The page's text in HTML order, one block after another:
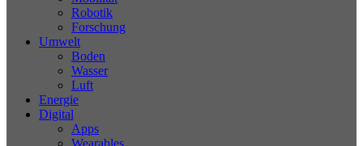
Robotik
Forschung
Umwelt
Boden
Wasser
Luft
Energie
Digital
Apps
Wearables